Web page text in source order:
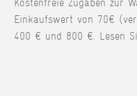
Kostenfreie Zugaben zur
Einkaufswert von 70€
400 € und 800 €. Lesen